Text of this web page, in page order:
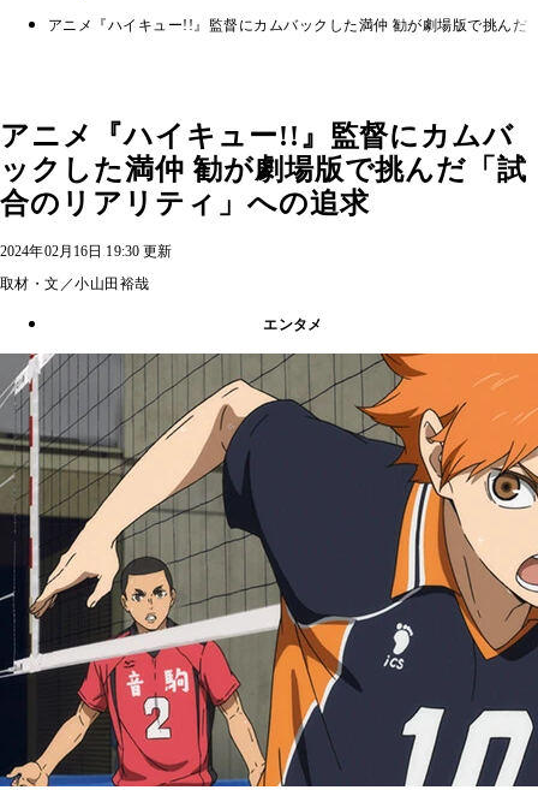
アニメ『ハイキュー!!』監督にカムバックした満仲 勧が劇場版で挑んだ
アニメ『ハイキュー!!』監督にカムバ
ックした満仲 勧が劇場版で挑んだ「試
合のリアリティ」への追求
2024年02月16日 19:30 更新
取材・文／小山田裕哉
エンタメ